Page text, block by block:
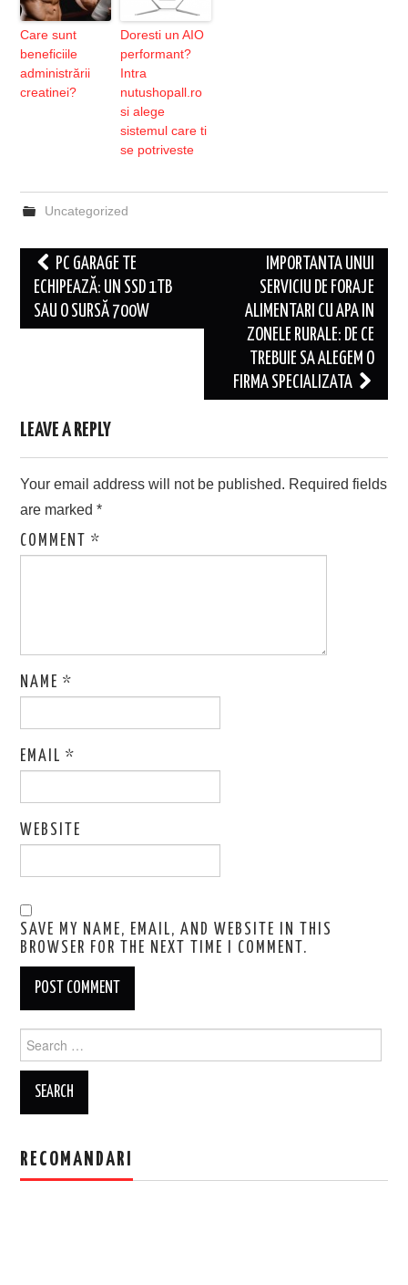
Care sunt
beneficiile
administrării
creatinei?
Doresti un AIO
performant?
Intra
nutushopall.ro
si alege
sistemul care ti
se potriveste
Uncategorized
Post
navigation
PC GARAGE TE
ECHIPEAZĂ: UN SSD 1TB
SAU O SURSĂ 700W
IMPORTANTA UNUI
SERVICIU DE FORAJE
ALIMENTARI CU APA IN
ZONELE RURALE: DE CE
TREBUIE SA ALEGEM O
FIRMA SPECIALIZATA
LEAVE A REPLY
Your email address will not be published. Required fields
are marked*
COMMENT*
NAME*
EMAIL*
WEBSITE
SAVE MY NAME, EMAIL, AND WEBSITE IN THIS
BROWSER FOR THE NEXT TIME I COMMENT.
for:
RECOMANDARI